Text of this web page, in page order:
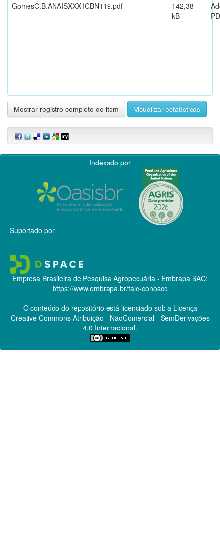
GomesC.B.ANAISXXXIICBN119.pdf
142,38
kB
Mostrar registro completo do item Visualizar estatísticas
Indexado por
Suportado por
Empresa Brasileira de Pesquisa Agropecuária - Embrapa SAC:
https://www.embrapa.br/fale-conosco
O conteúdo do repositório está licenciado sob a Licença
Creative CommonsAtribuição - NãoComercial - SemDerivações
4.0 Internacional.